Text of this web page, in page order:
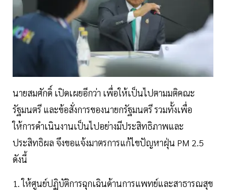
นายสมศักดิ์ เปิดเผยอีกว่า เพื่อให้เป็นไปตามมติคณะ
รัฐมนตรี และข้อสั่งการของนายกรัฐมนตรี รวมทั้งเพื่อ
ให้การดำเนินงานเป็นไปอย่างมีประสิทธิภาพและ
ประสิทธิผล จึงขอแจ้งมาตรการแก้ไขปัญหาฝุ่น PM 2.5
ดังนี้
1. ให้ศูนย์ปฏิบัติการฉุกเฉินด้านการแพทย์และสาธารณสุข